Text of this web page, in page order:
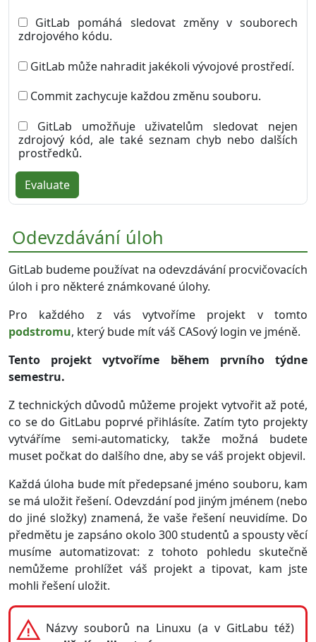
GitLab pomáhá sledovat změny v souborech
zdrojového kódu.
GitLab může nahradit jakékoli vývojové prostředí.
Commit zachycuje každou změnu souboru.
GitLab umožňuje uživatelům sledovat nejen
zdrojový kód, ale také seznam chyb nebo dalších
prostředků.
Evaluate
Odevzdávání úloh
GitLab budeme používat na odevzdávání procvičovacích
úloh i pro některé známkované úlohy.
Pro každého z vás vytvoříme projekt v tomto
podstromu, který bude mít váš CASový login ve jméně.
Tento projekt vytvoříme během prvního týdne
semestru.
Z technických důvodů můžeme projekt vytvořit až poté,
co se do GitLabu poprvé přihlásíte. Zatím tyto projekty
vytváříme semi-automaticky, takže možná budete
muset počkat do dalšího dne, aby se váš projekt objevil.
Každá úloha bude mít předepsané jméno souboru, kam
se má uložit řešení. Odevzdání pod jiným jménem (nebo
do jiné složky) znamená, že vaše řešení neuvidíme. Do
předmětu je zapsáno okolo 300 studentů a spousty věcí
musíme automatizovat: z tohoto pohledu skutečně
nemůžeme prohlížet váš projekt a tipovat, kam jste
mohli řešení uložit.
Názvy souborů na Linuxu (a v GitLabu též)